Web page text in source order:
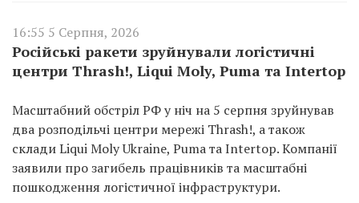
16:55 5 Серпня, 2026
Російські ракети зруйнували логістичні
центри Thrash!, Liqui Moly, Puma та Intertop
Масштабний обстріл РФ у ніч на 5 серпня зруйнував
два розподільчі центри мережі Thrash!, а також
склади Liqui Moly Ukraine, Puma та Intertop. Компанії
заявили про загибель працівників та масштабні
пошкодження логістичної інфраструктури.